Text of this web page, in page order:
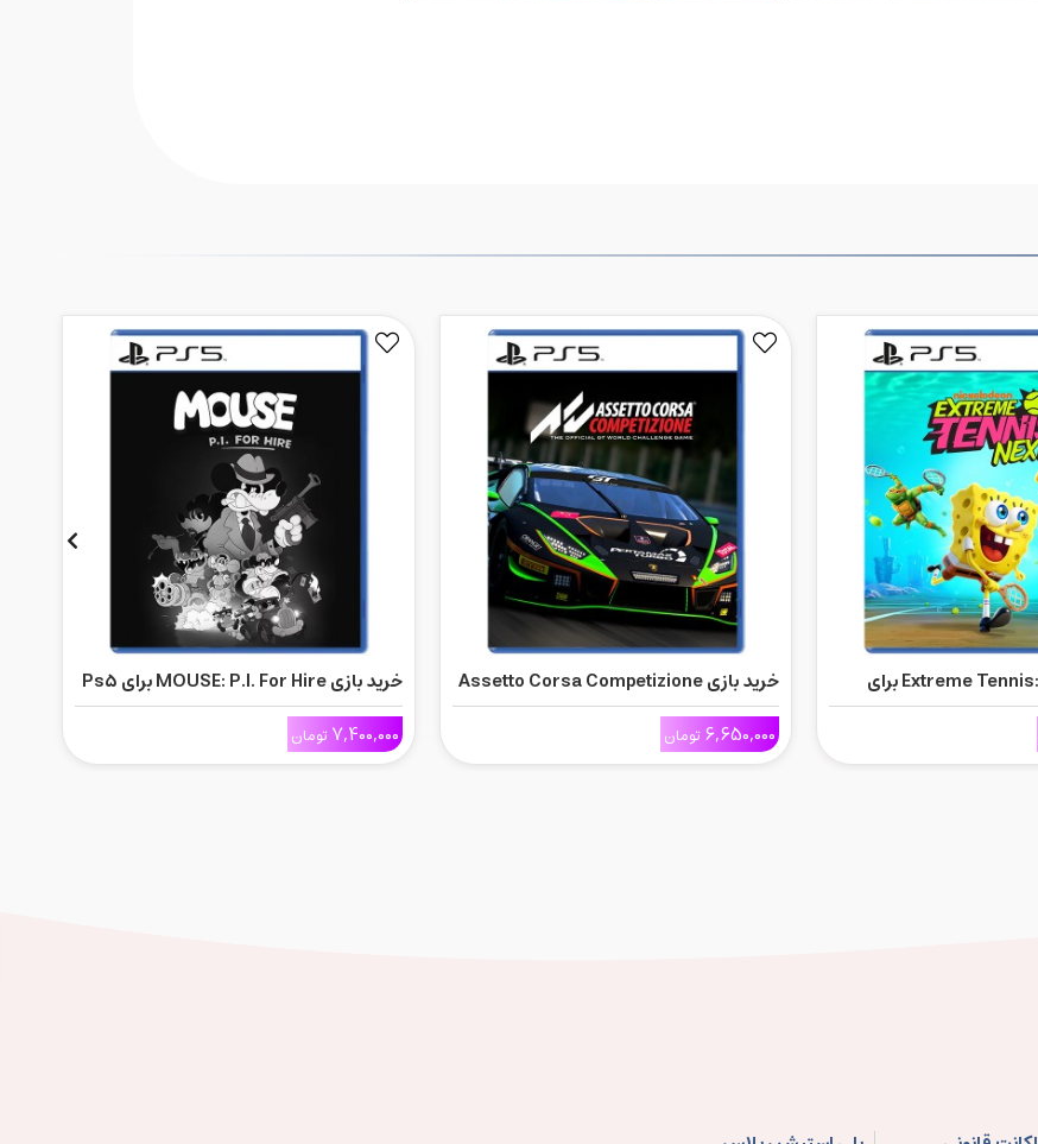
خرید بازی Extreme Tennis: Next برای
خرید بازی Assetto Corsa Competizione
برای Ps5
6,650,000تومان
خرید بازی MOUSE: P.I. For Hire برای Ps5
7,400,000 تومان